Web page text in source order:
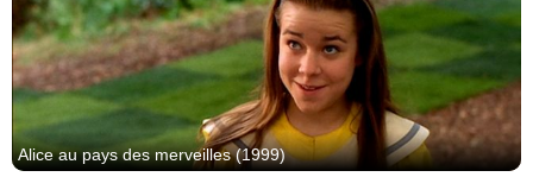
Alice au pays des merveilles (1999)